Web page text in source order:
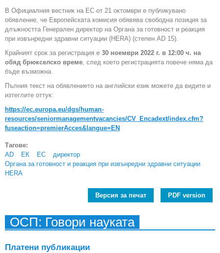
В Официалния вестник на ЕС от 21 октомври е публикувано
обявление, че Европейската комисия обявява свободна позиция за
длъжността Генерален директор на Органа за готовност и реакция
при извънредни здравни ситуации (HERA) (степен AD 15).
Крайният срок за регистрация е 30 ноември 2022 г. в 12:00 ч. на
обяд брюкселско време, след което регистрацията повече няма да
бъде възможна.
Пълния текст на обявлението на английски език можете да видите и
изтеглите оттук:
https://ec.europa.eu/dgs/human-
resources/seniormanagementvacancies/CV_Encadext/index.cfm?
fuseaction=premierAcces&langue=EN
Тагове:
AD
ЕК ЕС
директор
Органа за готовност и реакция при извънредни здравни ситуации
HERA
Версия за печат PDF version
ОСП: Говори науката
Платени публикации